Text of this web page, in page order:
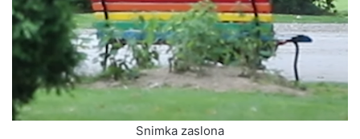
Snimka zaslona